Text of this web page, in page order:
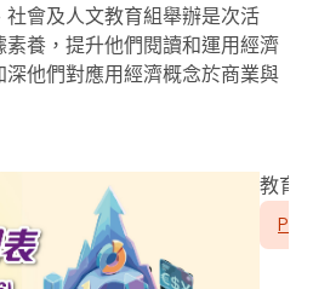
會及人文教育組舉辦是次活
素養，提升他們閱讀和運用經濟
他們對應用經濟概念於商業與
教育
PDF